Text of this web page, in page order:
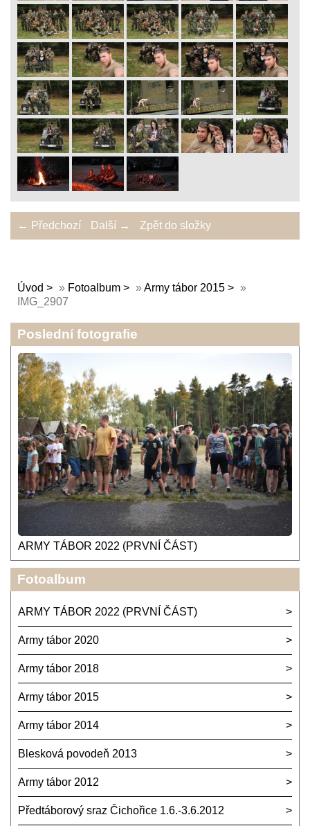
← Předchozí Další → Zpět do složky
Úvod » Fotoalbum »Army tábor 2015
»
IMG_2907
Poslední fotografie
ARMY TÁBOR 2022 (PRVNÍ ČÁST)
Fotoalbum
ARMY TÁBOR 2022 (PRVNÍ ČÁST)
Army tábor 2020
Army tábor 2018
Army tábor 2015
Army tábor 2014
Blesková povodeň 2013
Army tábor 2012
Předtáborový sraz Čichořice 1.6.-3.6.2012